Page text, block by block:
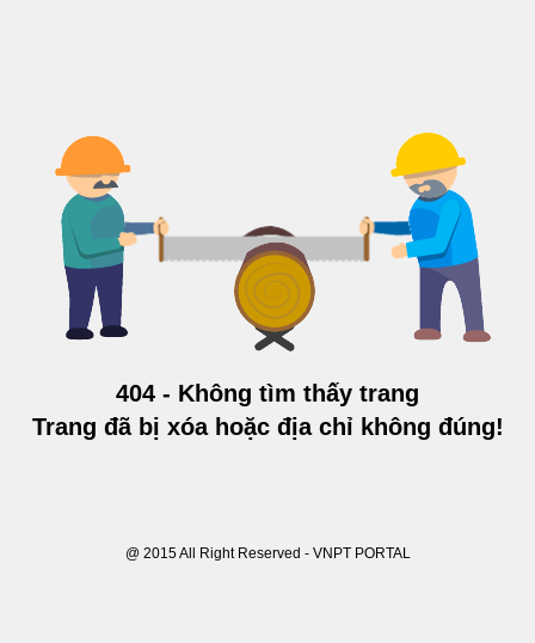
404 - Không tìm thấy trang
Trang đã bị xóa hoặc địa chỉ không đúng!
@ 2015 All Right Reserved - VNPT PORTAL